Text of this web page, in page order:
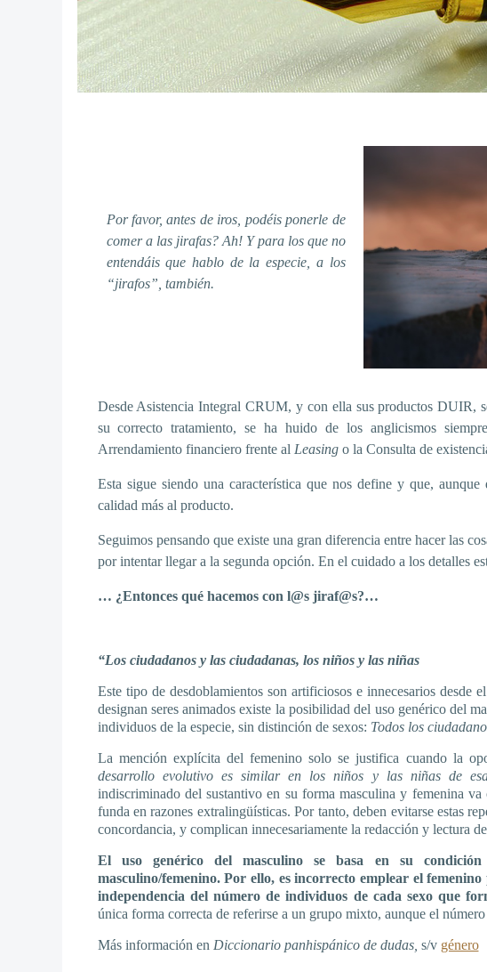
Por favor, antes de iros, podéis ponerle de
comer a las jirafas? Ah! Y para los que no
entendáis que hablo de la especie, a los
“jirafos”, también.
Desde Asistencia Integral CRUM, y con ella sus productos DUIR,
su correcto tratamiento, se ha huido de los anglicismos
Arrendamiento financiero frente al Leasingo la Consulta de
Esta sigue siendo una característica que nos define y que,
calidad más al producto.
Seguimos pensando que existe una gran diferencia entre hacer las
por intentar llegar a la segunda opción. En el cuidado a los detalles
… ¿Entonces qué hacemos con l@s jiraf@s?…
“Los ciudadanos y las ciudadanas, los niños y las niñas
Este tipo de desdoblamientos son artificiosos e innecesarios desde
designan seres animados existe la posibilidad del uso genérico del
individuos de la especie, sin distinción de sexos: Todos los
La mención explícita del femenino solo se justifica cuando la
desarrollo evolutivo es similar en los niños y las niñas de
indiscriminado del sustantivo en su forma masculina y femenina
funda en razones extralingüísticas. Por tanto, deben evitarse estas
concordancia, y complican innecesariamente la redacción y lectura
El uso genérico del masculino se basa en su
masculino/femenino. Por ello, es incorrecto emplear el
independencia del número de individuos de cada sexo que
única forma correcta de referirse a un grupo mixto, aunque el
Más información en Diccionario panhispánico de dudas, s/v género